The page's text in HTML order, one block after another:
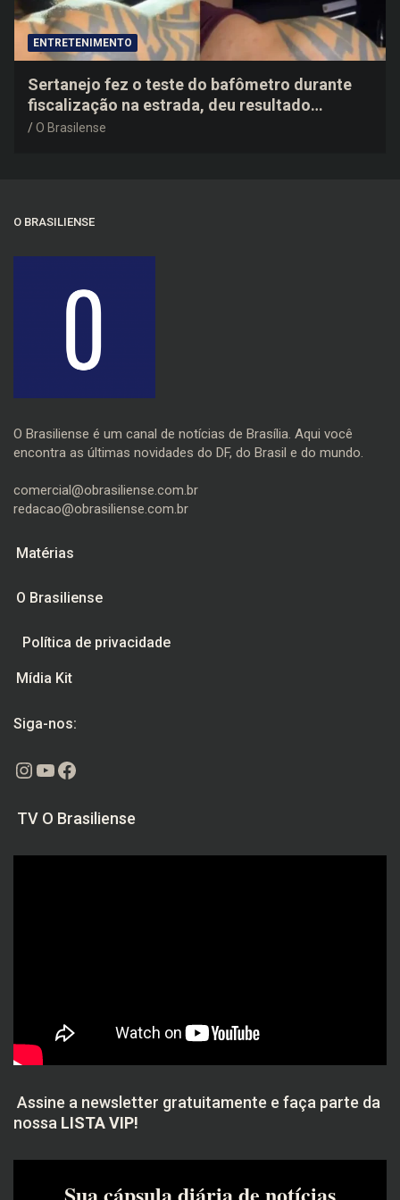
ENTRETENIMENTO
Sertanejo fez o teste do bafômetro durante
fiscalização na estrada, deu resultado
negativo e elogiou o trabalho dos agentes de
O Brasilense
O BRASILIENSE
O Brasiliense é um canal de notícias de Brasília. Aqui você
encontra as últimas novidades do DF, do Brasil e do mundo.
comercial@obrasiliense.com.br
redacao@obrasiliense.com.br
Matérias
O Brasiliense
Política de privacidade
Mídia Kit
Siga-nos:
Instagram
Youtube
Facebook
TV O Brasiliense
Assine a newsletter gratuitamente e faça parte da
nossa LISTA VIP!